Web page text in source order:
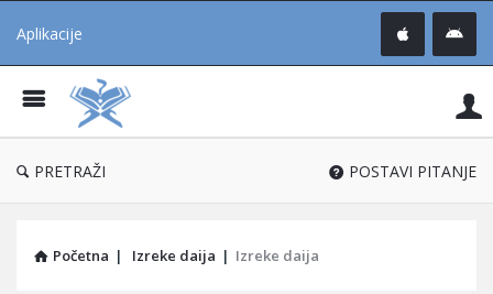
Aplikacije
®
PRETRAŽI POSTAVI PITANJE
Početna | Izreke daija | Izreke daija